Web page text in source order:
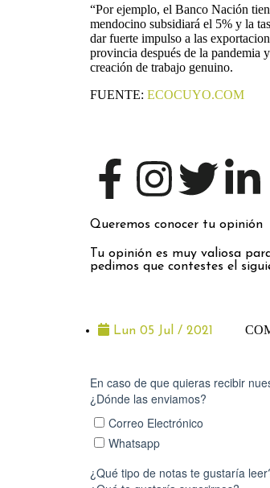
“Por ejemplo, el Banco Nación
mendocino subsidiará el 5% y la
dar fuerte impulso a las
provincia después de la pandemia
creación de trabajo genuino.
FUENTE: ECOCUYO.COM
Queremos conocer tu opinión
Tu opinión es muy valiosa
pedimos que contestes el
Lun 05 Jul / 2021